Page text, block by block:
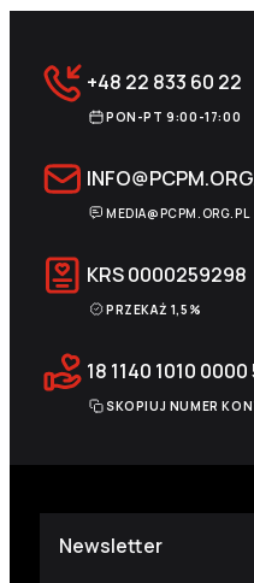
+48 22 833 60 22
PON-PT 9:00-17:00
MEDIA@PCPM.ORG.PL
KRS0000259298
PRZEKAŻ 1,5%
18 1140 1010
SKOPIUJ NUMER
Newsletter